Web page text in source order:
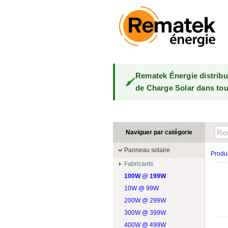
Rematek Énergie
de Charge Solar dans
Naviguer par catégorie
Panneau solaire
Fabricants
Canadian Solar
DualSun
FlagSun
Hanwha
JA Solar
100W @ 199W
10W @ 99W
200W @ 299W
300W @ 399W
400W @ 499W